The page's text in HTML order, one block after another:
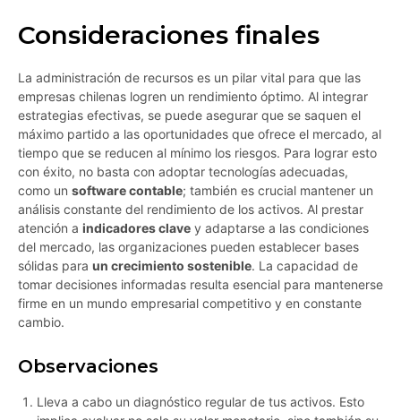
Consideraciones finales
La administración de recursos es un pilar vital para que las
empresas chilenas logren un rendimiento óptimo. Al integrar
estrategias efectivas, se puede asegurar que se saquen el
máximo partido a las oportunidades que ofrece el mercado, al
tiempo que se reducen al mínimo los riesgos. Para lograr esto
con éxito, no basta con adoptar tecnologías adecuadas,
como un software contable; también es crucial mantener un
análisis constante del rendimiento de los activos. Al prestar
atención a indicadores clave y adaptarse a las condiciones
del mercado, las organizaciones pueden establecer bases
sólidas para un crecimiento sostenible. La capacidad de
tomar decisiones informadas resulta esencial para mantenerse
firme en un mundo empresarial competitivo y en constante
cambio.
Observaciones
Lleva a cabo un diagnóstico regular de tus activos. Esto